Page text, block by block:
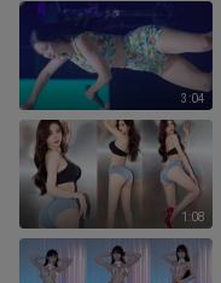
3:04
1:08